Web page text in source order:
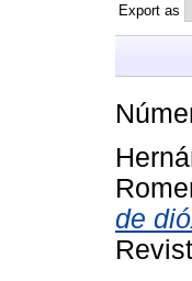
Export as
de